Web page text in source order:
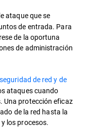
ataque que se
de entrada. Para
de la oportuna
de administración
de red y de
ataques cuando
Una protección eficaz
de la red hasta la
los procesos.